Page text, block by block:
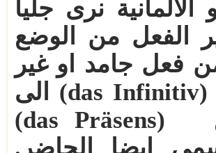
الالمانية نرى جليا
الفعل من الوضع
فعل جامد او غير
(das Infinitiv) الى
(das Präsens)
ايضا الحاضر .